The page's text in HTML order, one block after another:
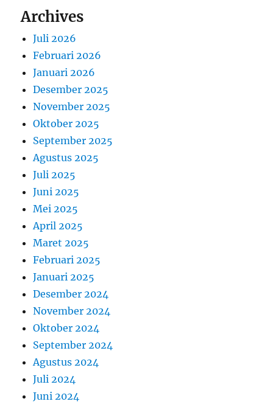
Archives
Juli 2026
Februari 2026
Januari 2026
Desember 2025
November 2025
Oktober 2025
September 2025
Agustus 2025
Juli 2025
Juni 2025
Mei 2025
April 2025
Maret 2025
Februari 2025
Januari 2025
Desember 2024
November 2024
Oktober 2024
September 2024
Agustus 2024
Juli 2024
Juni 2024